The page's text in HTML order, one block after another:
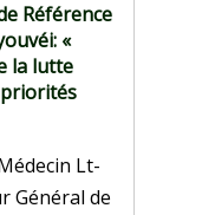
Référence
«
la lutte
priorités
Lt-
Général de